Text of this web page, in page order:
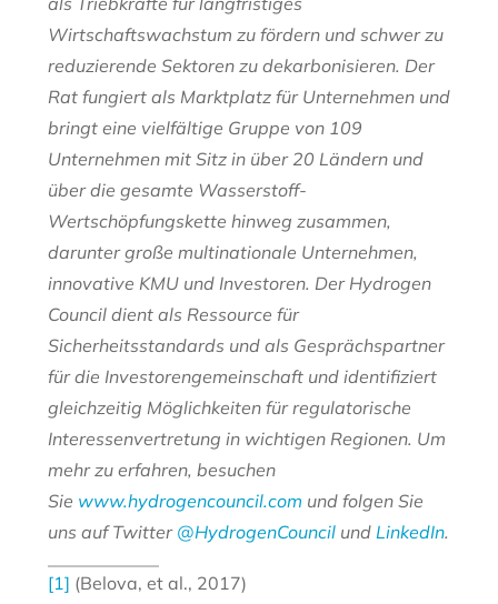
Wirtschaftswachstum zu fördern und schwer zu
reduzierende Sektoren zu dekarbonisieren. Der
Rat fungiert als Marktplatz für Unternehmen und
bringt eine vielfältige Gruppe von 109
Unternehmen mit Sitz in über 20 Ländern und
über die gesamte Wasserstoff-
Wertschöpfungskette hinweg zusammen,
darunter große multinationale Unternehmen,
innovative KMU und Investoren. Der Hydrogen
Council dient als Ressource für
Sicherheitsstandards und als Gesprächspartner
für die Investorengemeinschaft und identifiziert
gleichzeitig Möglichkeiten für regulatorische
Interessenvertretung in wichtigen Regionen. Um
mehr zu erfahren, besuchen
Sie www.hydrogencouncil.com und folgen Sie
uns auf Twitter @HydrogenCouncilund LinkedIn.
[1] (Belova, et al., 2017)